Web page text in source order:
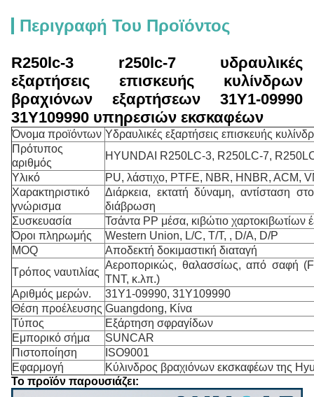
Περιγραφή Του Προϊόντος
R250lc-3 r250lc-7 υδραυλικές
εξαρτήσεις επισκευής κυλίνδρων
βραχιόνων εξαρτήσεων 31Y1-09990
31Y109990 υπηρεσιών εκσκαφέων
Όνομα προϊόντων Υδραυλικές εξαρτήσεις επισκευής
Πρότυπος
αριθμός
HYUNDAI R250LC-3, R250LC-7,
Υλικό
PU, λάστιχο, PTFE, NBR, HNBR, ACM,
Χαρακτηριστικό
γνώρισμα
Διάρκεια, εκτατή δύναμη, αντίσταση
διάβρωση
Συσκευασία
Τσάντα PP μέσα, κιβώτιο χαρτοκιβωτίων
Όροι πληρωμής
Western Union, L/C, T/T, , D/A, D/P
MOQ
Αποδεκτή δοκιμαστική διαταγή
Τρόπος ναυτιλίας
Αεροπορικώς, θαλασσίως, από σαφή
TNT, κ.λπ.)
Αριθμός μερών.
31Y1-09990, 31Y109990
Θέση προέλευσης Guangdong, Κίνα
Τύπος
Εξάρτηση σφραγίδων
Εμπορικό σήμα
SUNCAR
Πιστοποίηση
ISO9001
Εφαρμογή
Κύλινδρος βραχιόνων εκσκαφέων της
Το προϊόν παρουσιάζει: